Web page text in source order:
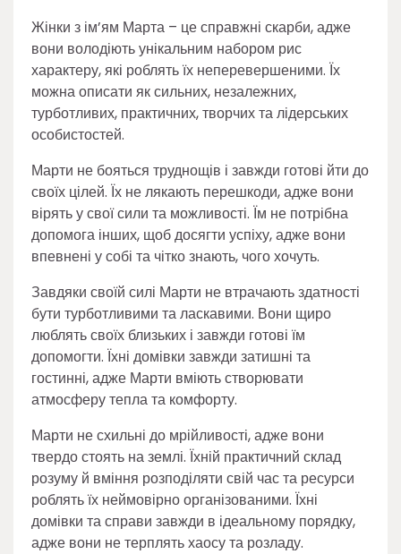
Жінки з ім’ям Марта – це справжні скарби, адже
вони володіють унікальним набором рис
характеру, які роблять їх неперевершеними. Їх
можна описати як сильних, незалежних,
турботливих, практичних, творчих та лідерських
особистостей.
Марти не бояться труднощів і завжди готові йти до
своїх цілей. Їх не лякають перешкоди, адже вони
вірять у свої сили та можливості. Їм не потрібна
допомога інших, щоб досягти успіху, адже вони
впевнені у собі та чітко знають, чого хочуть.
Завдяки своїй силі Марти не втрачають здатності
бути турботливими та ласкавими. Вони щиро
люблять своїх близьких і завжди готові їм
допомогти. Їхні домівки завжди затишні та
гостинні, адже Марти вміють створювати
атмосферу тепла та комфорту.
Марти не схильні до мрійливості, адже вони
твердо стоять на землі. Їхній практичний склад
розуму й вміння розподіляти свій час та ресурси
роблять їх неймовірно організованими. Їхні
домівки та справи завжди в ідеальному порядку,
адже вони не терплять хаосу та розладу.